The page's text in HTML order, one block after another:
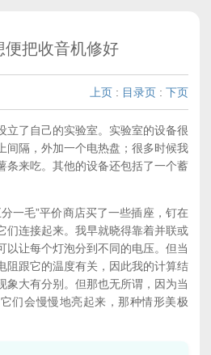
便把收音机修好
上页 : 目录页 : 下页
立了自己的实验室。实验室的设备很
间隔，外加一个电热盘；很多时候我
条来吃。其他的设备还包括了一个蓄
一毛”平价商店买了一些插座，钉在
们连接起来。我早就晓得靠着并联或
以让每个灯泡分到不同的电压。但当
阻跟它的温度有关，因此我的计算结
象大有分别。但那也无所谓，因为当
们会慢慢地亮起来，那种情形美极